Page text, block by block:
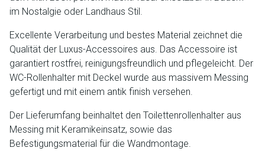
im Nostalgie oder Landhaus Stil.
Excellente Verarbeitung und bestes Material zeichnet die
Qualität der Luxus-Accessoires aus. Das Accessoire ist
garantiert rostfrei, reinigungsfreundlich und pflegeleicht. Der
WC-Rollenhalter mit Deckel wurde aus massivem Messing
gefertigt und mit einem antik finish versehen.
Der Lieferumfang beinhaltet den Toilettenrollenhalter aus
Messing mit Keramikeinsatz, sowie das
Befestigungsmaterial für die Wandmontage.